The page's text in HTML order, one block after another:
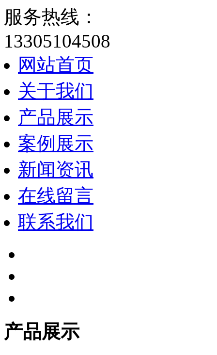
服务热线：
13305104508
网站首页
关于我们
产品展示
案例展示
新闻资讯
在线留言
联系我们
产品展示